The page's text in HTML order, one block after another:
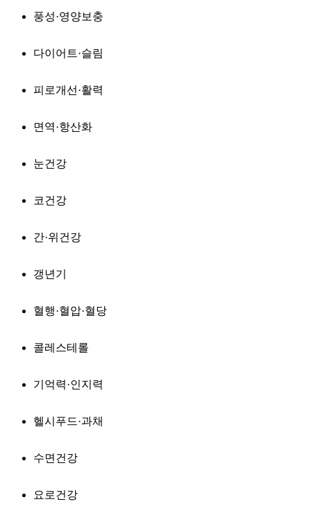
풍성·영양보충
다이어트·슬림
피로개선·활력
면역·항산화
눈건강
코건강
간·위건강
갱년기
혈행·혈압·혈당
콜레스테롤
기억력·인지력
헬시푸드·과채
수면건강
요로건강